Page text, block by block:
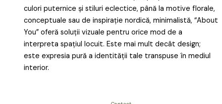
culori puternice și stiluri eclectice, până la motive florale,
conceptuale sau de inspirație nordică, minimalistă, “About
You” oferă soluții vizuale pentru orice mod de a
interpreta spațiul locuit. Este mai mult decât design;
este expresia pură a identității tale transpuse în mediul
interior.